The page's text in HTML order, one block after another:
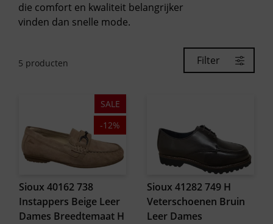
die comfort en kwaliteit belangrijker
vinden dan snelle mode.
Filter
5 producten
SALE
-12%
Sioux 40162 738
Instappers Beige Leer
Dames Breedtemaat H
Sioux 41282 749 H
Veterschoenen Bruin
Leer Dames